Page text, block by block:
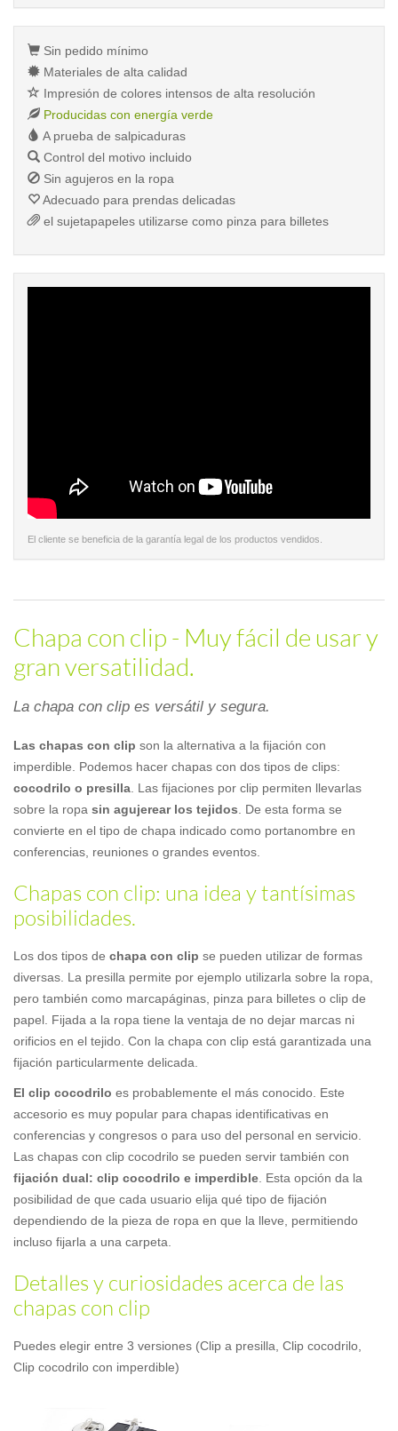
Sin pedido mínimo
Materiales de alta calidad
Impresión de colores intensos de alta resolución
Producidas con energía verde
A prueba de salpicaduras
Control del motivo incluido
Sin agujeros en la ropa
Adecuado para prendas delicadas
el sujetapapeles utilizarse como pinza para billetes
El cliente se beneficia de la garantía legal de los productos vendidos.
Chapa con clip - Muy fácil de usar y
gran versatilidad.
La chapa con clip es versátil y segura.
Las chapas con clip son la alternativa a la fijación con
imperdible. Podemos hacer chapas con dos tipos de clips:
cocodrilo o presilla . Las fijaciones por clip permiten llevarlas
sobre la ropa sin agujerear los tejidos . De esta forma se
convierte en el tipo de chapa indicado como portanombre en
conferencias, reuniones o grandes eventos.
Chapas con clip: una idea y tantísimas
posibilidades.
Los dos tipos de chapa con clip se pueden utilizar de formas
diversas. La presilla permite por ejemplo utilizarla sobre la ropa,
pero también como marcapáginas, pinza para billetes o clip de
papel. Fijada a la ropa tiene la ventaja de no dejar marcas ni
orificios en el tejido. Con la chapa con clip está garantizada una
fijación particularmente delicada.
El clip cocodrilo es probablemente el más conocido. Este
accesorio es muy popular para chapas identificativas en
conferencias y congresos o para uso del personal en servicio.
Las chapas con clip cocodrilo se pueden servir también con
fijación dual: clip cocodrilo e imperdible . Esta opción da la
posibilidad de que cada usuario elija qué tipo de fijación
dependiendo de la pieza de ropa en que la lleve, permitiendo
incluso fijarla a una carpeta.
Detalles y curiosidades acerca de las
chapas con clip
Puedes elegir entre 3 versiones (Clip a presilla, Clip cocodrilo,
Clip cocodrilo con imperdible)